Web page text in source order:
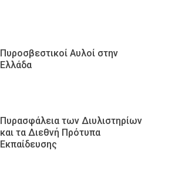
Πυροσβεστικοί Αυλοί στην
Ελλάδα
Πυρασφάλεια των Διυλιστηρίων
και τα Διεθνή Πρότυπα
Εκπαίδευσης